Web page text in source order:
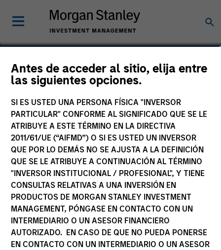
Antes de acceder al sitio, elija entre
las siguientes opciones.
SI ES USTED UNA PERSONA FÍSICA "INVERSOR
PARTICULAR" CONFORME AL SIGNIFICADO QUE SE LE
ATRIBUYE A ESTE TÉRMINO EN LA DIRECTIVA
2011/61/UE (“AIFMD”) O SI ES USTED UN INVERSOR
QUE POR LO DEMÁS NO SE AJUSTA A LA DEFINICIÓN
QUE SE LE ATRIBUYE A CONTINUACIÓN AL TÉRMINO
"INVERSOR INSTITUCIONAL / PROFESIONAL", Y TIENE
CONSULTAS RELATIVAS A UNA INVERSIÓN EN
PRODUCTOS DE MORGAN STANLEY INVESTMENT
MANAGEMENT, PÓNGASE EN CONTACTO CON UN
INTERMEDIARIO O UN ASESOR FINANCIERO
AUTORIZADO. EN CASO DE QUE NO PUEDA PONERSE
EN CONTACTO CON UN INTERMEDIARIO O UN ASESOR
Julie Callahan
Managing Director